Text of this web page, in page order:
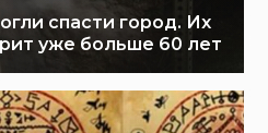
спасти город. Их
уже больше 60 лет